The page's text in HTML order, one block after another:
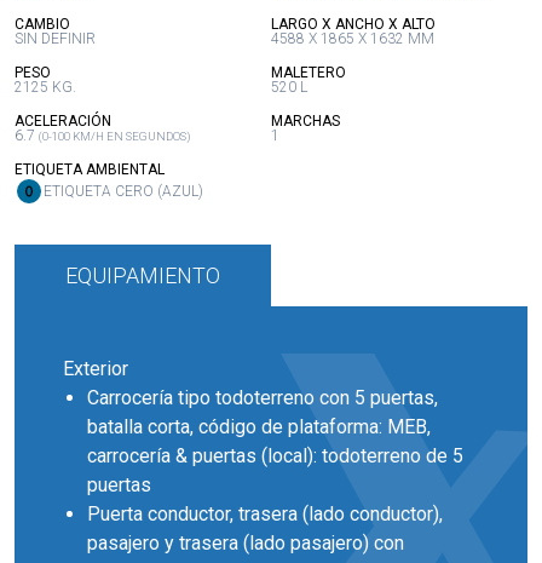
CAMBIO
SIN DEFINIR
LARGO X ANCHO X ALTO
4588 X 1865 X 1632 MM
PESO
2125 KG.
MALETERO
520 L
ACELERACIÓN
6.7 (0-100 KM/H EN SEGUNDOS)
MARCHAS:
1
ETIQUETA AMBIENTAL
ETIQUETA CERO (AZUL)
EQUIPAMIENTO
Exterior
Carrocería tipo todoterreno con 5 puertas,
batalla corta, código de plataforma: MEB,
carrocería & puertas (local): todoterreno de 5
puertas
Puerta conductor, trasera (lado conductor),
pasajero y trasera (lado pasajero) con